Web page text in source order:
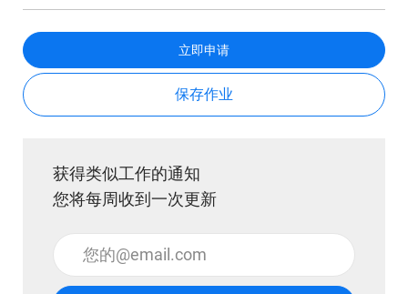
立即申请
保存作业
获得类似工作的通知
您将每周收到一次更新
输入电子邮件地址 （必填）